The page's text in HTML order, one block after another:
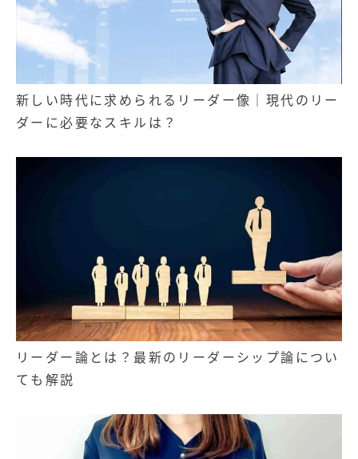
新しい時代に求められるリーダー像｜現代のリー
ダーに必要なスキルは？
リーダー論とは？最新のリーダーシップ論につい
ても解説